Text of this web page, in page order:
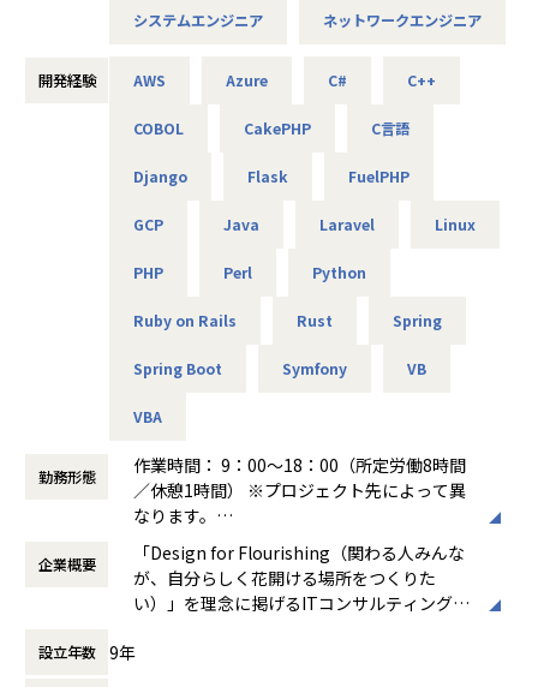
これがアルテニアの企業理念の根幹となります。
この度、事業の拡大に伴って新たなメンバーを募集しており
技術力だけでなく、人を思いやる姿勢を大切にしながら、
共に成長できる方を歓迎します！
＜開発部門 想定キャリアパス＞
月1回の面談にてキャリアの方向性をすり合わせながら、案
件を決定します。
「開発経験を積みたい」「設計に挑戦したい」「上流工程を
担当したい」などの
＜ネットワーク部門 想定キャリアパス＞
運用保守 → 構築 → 設計 → セキュリティ・コンサルティング
件を決定します。
「構築に行きたい」「設計に挑戦したい」「セキュリティ分
野を経験したい」などの
システムエンジニア ネットワークエンジニア
開発経験 AWS Azure C# C++
COBOL CakePHP C言語
Django Flask FuelPHP
GCP Java Laravel Linux
PHP Perl Python
Ruby on Rails Rust Spring
Spring Boot Symfony VB
VBA
勤務形態
作業時間： 9：00～18：00（所定労働8時間
／休憩1時間） ※プロジェクト先によって異
なります。
働き方：
固定時間制（9時～18時、10時～19
時など）
時間外労働の有無： 有（月平均0時間～20時
間）
休憩時間： 60分
企業概要
「Design for Flourishing（関わる人みんな
が、自分らしく花開ける場所をつくりた
い）」を理念に掲げるITコンサルティング・
客様をリードする」のではなく、「お客様と
設立年数 9年